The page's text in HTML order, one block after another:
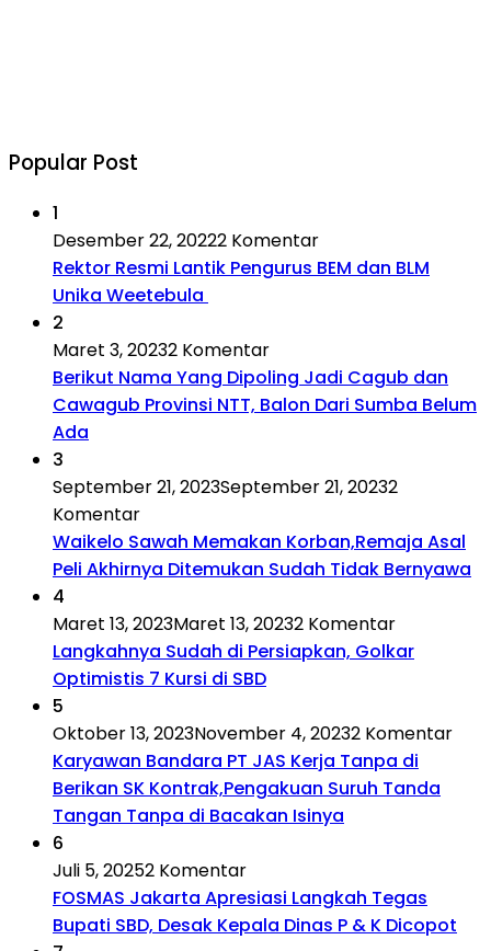
Popular Post
1
Desember 22, 20222 Komentar
Rektor Resmi Lantik Pengurus BEM dan BLM
Unika Weetebula
2
Maret 3, 20232 Komentar
Berikut Nama Yang Dipoling Jadi Cagub dan
Cawagub Provinsi NTT, Balon Dari Sumba Belum
Ada
3
September 21, 2023September 21, 20232
Komentar
Waikelo Sawah Memakan Korban,Remaja Asal
Peli Akhirnya Ditemukan Sudah Tidak Bernyawa
4
Maret 13, 2023Maret 13, 20232 Komentar
Langkahnya Sudah di Persiapkan, Golkar
Optimistis 7 Kursi di SBD
5
Oktober 13, 2023November 4, 20232 Komentar
Karyawan Bandara PT JAS Kerja Tanpa di
Berikan SK Kontrak,Pengakuan Suruh Tanda
Tangan Tanpa di Bacakan Isinya
6
Juli 5, 20252 Komentar
FOSMAS Jakarta Apresiasi Langkah Tegas
Bupati SBD, Desak Kepala Dinas P & K Dicopot